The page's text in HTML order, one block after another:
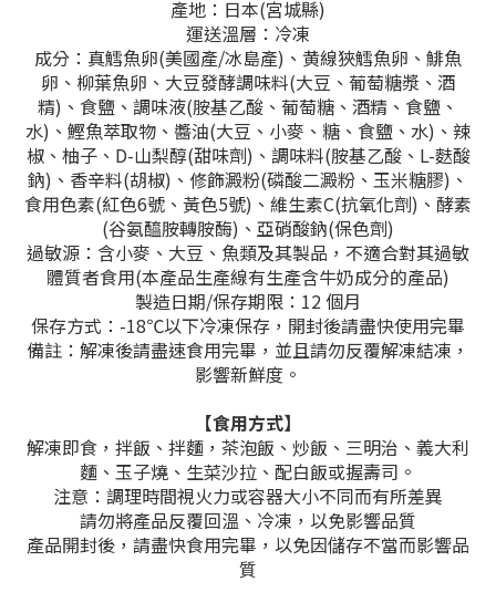
產地：日本(宮城縣)
運送溫層：冷凍
成分：真鱈魚卵(美國產/冰島產)、黄線狹鱈魚卵、鯡魚
卵、柳葉魚卵、大豆發酵調味料(大豆、葡萄糖漿、酒
精)、食鹽、調味液(胺基乙酸、葡萄糖、酒精、食鹽、
水)、鰹魚萃取物、醬油(大豆、小麥、糖、食鹽、水)、辣
椒、柚子、D-山梨醇(甜味劑)、調味料(胺基乙酸、L-麩酸
鈉)、香辛料(胡椒)、修飾澱粉(磷酸二澱粉、玉米糖膠)、
食用色素(紅色6號、黃色5號)、維生素C(抗氧化劑)、酵素
(谷氨醯胺轉胺酶)、亞硝酸鈉(保色劑)
過敏源：含小麥、大豆、魚類及其製品，不適合對其過敏
體質者食用(本產品生產線有生產含牛奶成分的產品)
製造日期/保存期限：12 個月
保存方式：-18℃以下冷凍保存，開封後請盡快使用完畢
備註： 解凍後請盡速食用完畢，並且請勿反覆解凍結凍，
影響新鮮度。
【食用方式】
解凍即食， 拌飯、拌麵， 茶泡飯、炒飯、三明治、義大利
麵、玉子燒、生菜沙拉、配白飯或握壽司 。
注意：調理時間視火力或容器大小不同而有所差異
請勿將產品反覆回溫、冷凍，以免影響品質
產品開封後，請盡快食用完畢，以免因儲存不當而影響品
質